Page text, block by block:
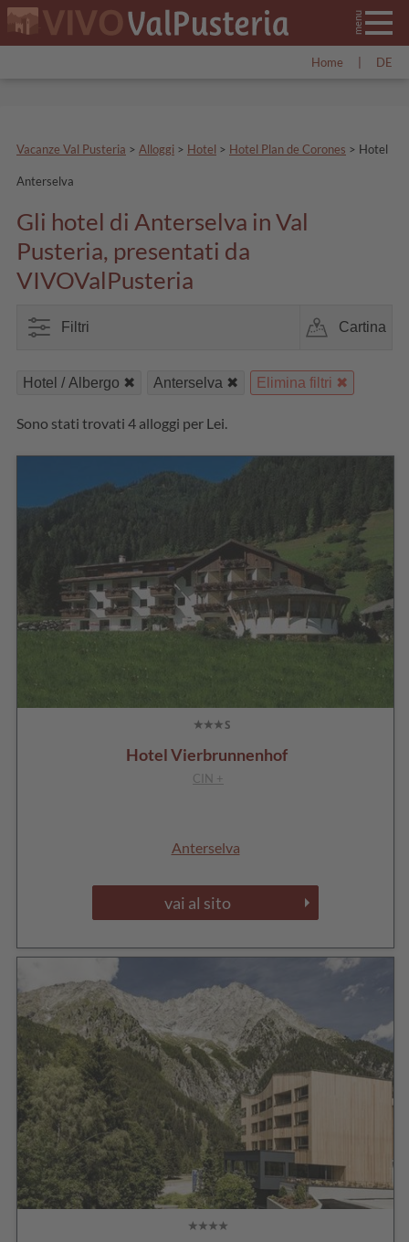
Home DE
Vacanze Val Pusteria > Alloggi > Hotel > Hotel Plan de Corones > Hotel
Anterselva
Gli hotel di Anterselva in Val
Pusteria, presentati da
VIVOValPusteria
Filtri Cartina
Hotel / Albergo Anterselva Elimina filtri
Sono stati trovati 4 alloggi per Lei.
Hotel Vierbrunnenhof
CIN +
Anterselva
vai al sito